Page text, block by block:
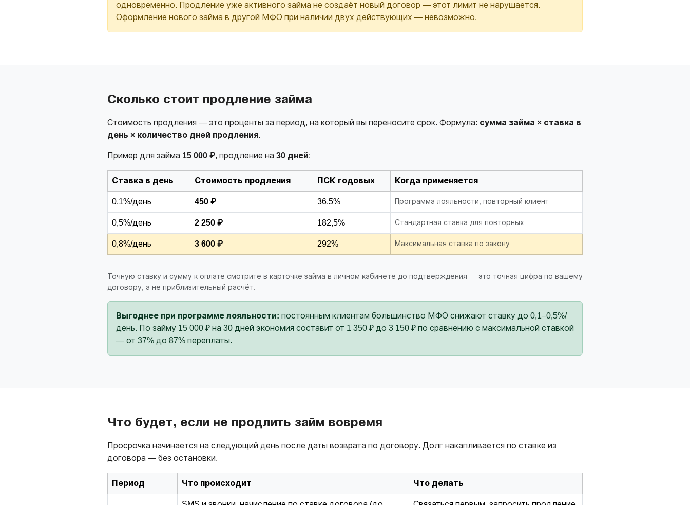
одновременно. Продление уже активного займа не создаёт новый договор — этот лимит не нарушается.
Оформление нового займа в другой МФО при наличии двух действующих — невозможно.
Сколько стоит продление займа
Стоимость продления — это проценты за период, на который вы переносите срок. Формула: сумма займа × ставка в
день × количество дней продления.
Пример для займа 15 000 ₽, продление на 30 дней:
Ставка в день Стоимость продления ПСК годовых Когда применяется
0,1%/день 450 ₽ 36,5% Программа лояльности, повторный клиент
0,5%/день 2 250 ₽ 182,5% Стандартная ставка для повторных
0,8%/день 3 600 ₽ 292% Максимальная ставка по закону
Точную ставку и сумму к оплате смотрите в карточке займа в личном кабинете до подтверждения — это точная цифра по вашему
договору, а не приблизительный расчёт.
Выгоднее при программе лояльности: постоянным клиентам большинство МФО снижают ставку до 0,1–0,5%/
день. По займу 15 000 ₽ на 30 дней экономия составит от 1 350 ₽ до 3 150 ₽ по сравнению с максимальной ставкой
— от 37% до 87% переплаты.
Что будет, если не продлить займ вовремя
Просрочка начинается на следующий день после даты возврата по договору. Долг накапливается по ставке из
договора — без остановки.
Период Что происходит Что делать